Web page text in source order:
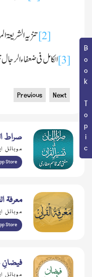
Book Topic
[2]تنزیہ
[3]الکامل فی ضعفاء
Previous Next
صراط
موبائل
Store
معرفۃ
موبائل
Store
موبائل